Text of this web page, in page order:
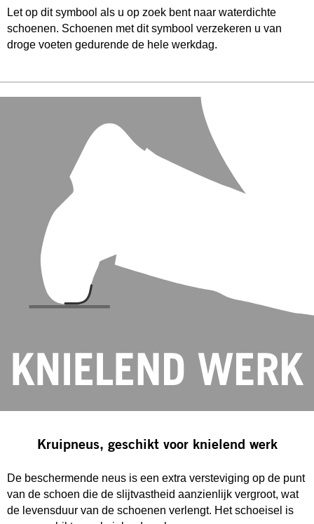
Let op dit symbool als u op zoek bent naar waterdichte
schoenen. Schoenen met dit symbool verzekeren u van
droge voeten gedurende de hele werkdag.
Kruipneus, geschikt voor knielend werk
De beschermende neus is een extra versteviging op de punt
van de schoen die de slijtvastheid aanzienlijk vergroot, wat
de levensduur van de schoenen verlengt. Het schoeisel is